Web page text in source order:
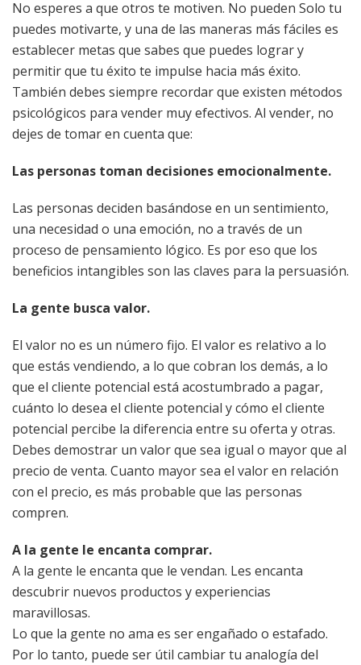
No esperes a que otros te motiven. No pueden Solo tu
puedes motivarte, y una de las maneras más fáciles es
establecer metas que sabes que puedes lograr y
permitir que tu éxito te impulse hacia más éxito.
También debes siempre recordar que existen métodos
psicológicos para vender muy efectivos. Al vender, no
dejes de tomar en cuenta que:
Las personas toman decisiones emocionalmente.
Las personas deciden basándose en un sentimiento,
una necesidad o una emoción, no a través de un
proceso de pensamiento lógico. Es por eso que los
beneficios intangibles son las claves para la persuasión.
La gente busca valor.
El valor no es un número fijo. El valor es relativo a lo
que estás vendiendo, a lo que cobran los demás, a lo
que el cliente potencial está acostumbrado a pagar,
cuánto lo desea el cliente potencial y cómo el cliente
potencial percibe la diferencia entre su oferta y otras.
Debes demostrar un valor que sea igual o mayor que al
precio de venta. Cuanto mayor sea el valor en relación
con el precio, es más probable que las personas
compren.
A la gente le encanta comprar.
A la gente le encanta que le vendan. Les encanta
descubrir nuevos productos y experiencias
maravillosas.
Lo que la gente no ama es ser engañado o estafado.
Por lo tanto, puede ser útil cambiar tu analogía del